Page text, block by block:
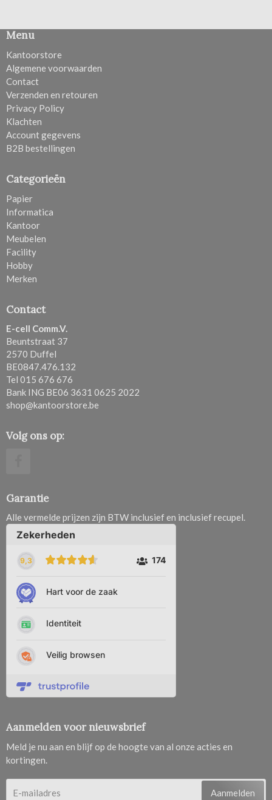
Categorieën
Papier
Informatica
Kantoor
Meubelen
Facility
Hobby
Merken
Menu
Kantoorstore
Algemene voorwaarden
Contact
Verzenden en retouren
Privacy Policy
Klachten
Account gegevens
B2B bestellingen
Volg ons op:
Contact
E-cell Comm.V.
Beuntstraat 37
2570 Duffel
BE0847.476.132
Tel 015 676 676
Bank ING BE06 3631 0625 2022
shop@kantoorstore.be
Garantie
Alle vermelde prijzen zijn BTW inclusief en inclusief recupel.
Aanmelden voor nieuwsbrief
Meld je nu aan en blijf op de hoogte van al onze acties en
kortingen.
Aanmelden